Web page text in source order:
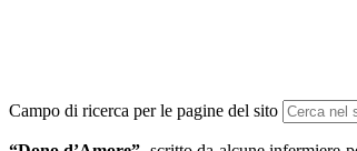
Campo di ricerca per le pagine del sito